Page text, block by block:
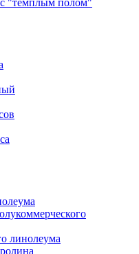
"темплым полом"
линолеума